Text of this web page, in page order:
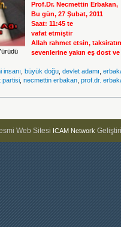
Prof.Dr. Necmettin Erbakan,
Bu gün, 27 Şubat, 2011
Saat: 11:45 te
vafat etmiştir
Allah rahmet etsin,
sevenlerine yakın eş dost ve
insanı büyük doğu devlet adamı
partisi necmettin erbakan prof.dr.
Web Sitesi ICAM Network